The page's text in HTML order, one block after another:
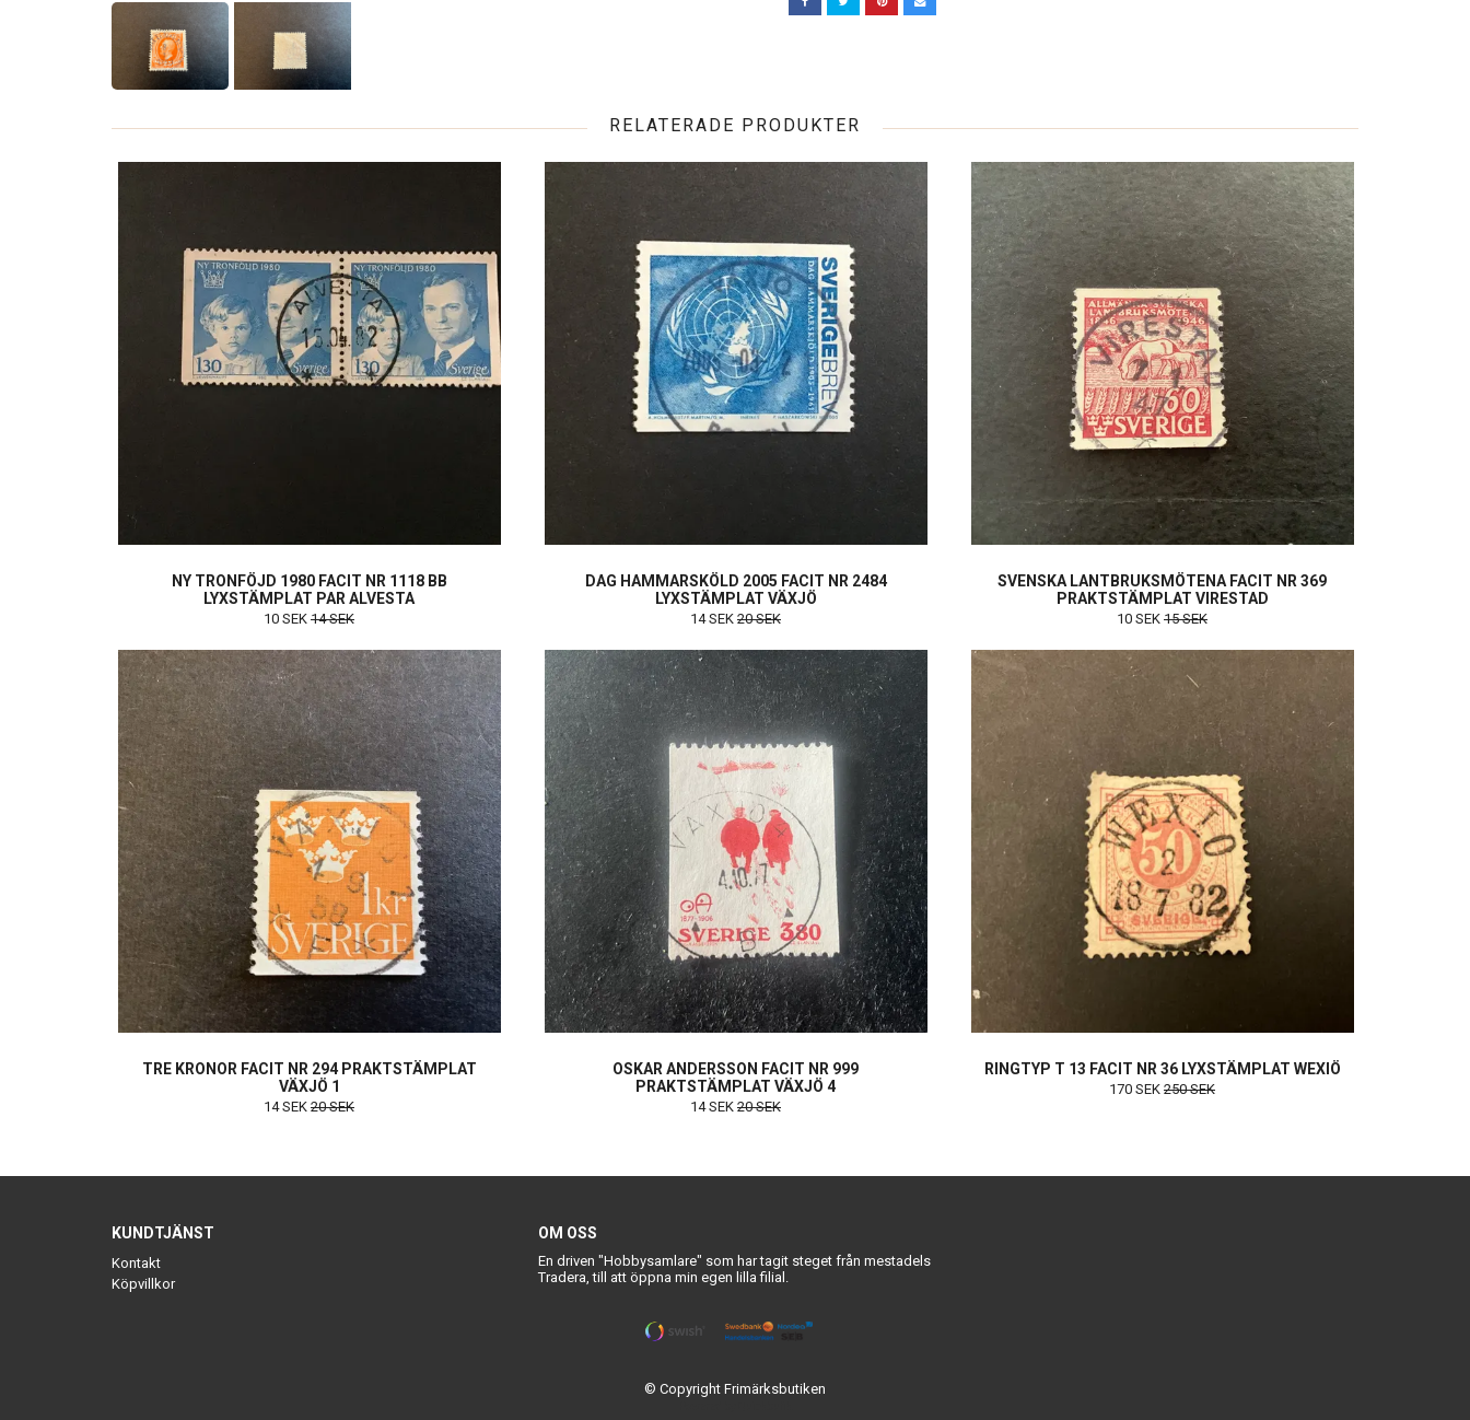
RELATERADE PRODUKTER
NY TRONFÖJD 1980 FACIT NR 1118 BB
LYXSTÄMPLAT PAR ALVESTA
10 SEK 14 SEK
DAG HAMMARSKÖLD 2005 FACIT NR 2484
LYXSTÄMPLAT VÄXJÖ
14 SEK 20 SEK
SVENSKA LANTBRUKSMÖTENA FACIT NR 369
PRAKTSTÄMPLAT VIRESTAD
10 SEK 15 SEK
TRE KRONOR FACIT NR 294 PRAKTSTÄMPLAT
VÄXJÖ 1
14 SEK 20 SEK
OSKAR ANDERSSON FACIT NR 999
PRAKTSTÄMPLAT VÄXJÖ 4
14 SEK 20 SEK
RINGTYP T 13 FACIT NR 36 LYXSTÄMPLAT WEXIÖ
170 SEK 250 SEK
KUNDTJÄNST
Kontakt
Köpvillkor
OM OSS
En driven "Hobbysamlare" som har tagit steget från mestadels
Tradera, till att öppna min egen lilla filial.
© Copyright Frimärksbutiken